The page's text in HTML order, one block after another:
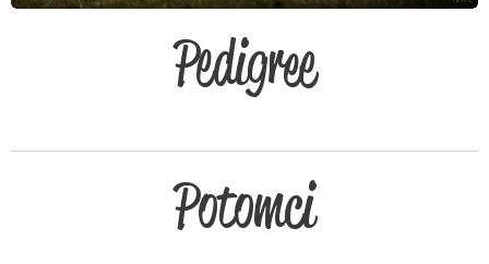
Pedigree
Potomci